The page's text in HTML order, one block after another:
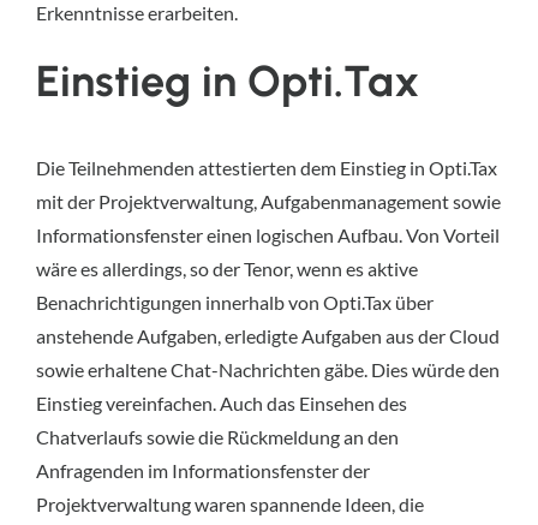
Erkenntnisse erarbeiten.
Einstieg in Opti.Tax
Die Teilnehmenden attestierten dem Einstieg in Opti.Tax
mit der Projektverwaltung, Aufgabenmanagement sowie
Informationsfenster einen logischen Aufbau. Von Vorteil
wäre es allerdings, so der Tenor, wenn es aktive
Benachrichtigungen innerhalb von Opti.Tax über
anstehende Aufgaben, erledigte Aufgaben aus der Cloud
sowie erhaltene Chat-Nachrichten gäbe. Dies würde den
Einstieg vereinfachen. Auch das Einsehen des
Chatverlaufs sowie die Rückmeldung an den
Anfragenden im Informationsfenster der
Projektverwaltung waren spannende Ideen, die